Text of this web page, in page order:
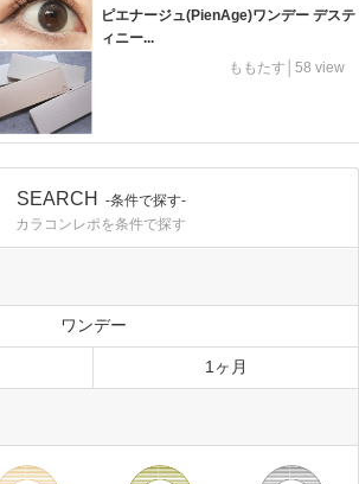
ピエナージュ(PienAge)ワンデー デステ
ィニー...
ももたす│58 view
SEARCH
-条件で探す-
カラコンレポを条件で探す
ワンデー
1ヶ月